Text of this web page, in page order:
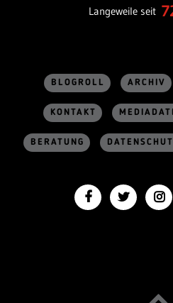
Langeweile seit
BLOGROLL ARCHIV
KONTAKT
BERATUNG